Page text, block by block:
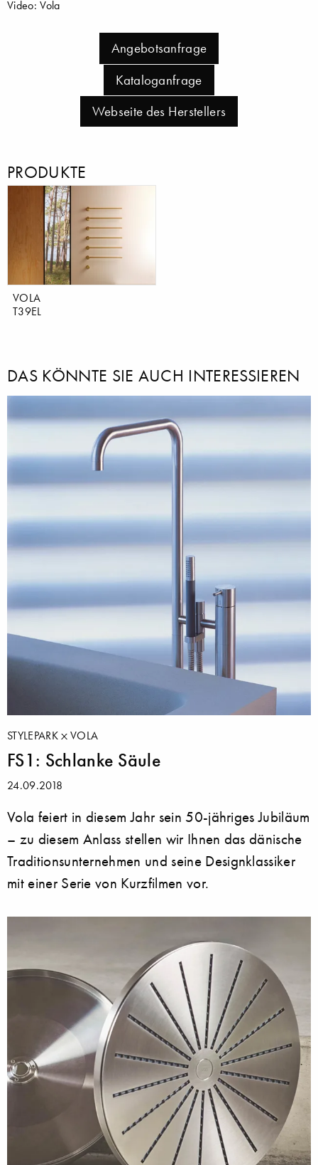
Video: Vola
Angebotsanfrage
Kataloganfrage
Webseite des Herstellers
PRODUKTE
VOLA
T39EL
DAS KÖNNTE SIE AUCH INTERESSIEREN
STYLEPARK VOLA
FS1: Schlanke Säule
24.09.2018
Vola feiert in diesem Jahr sein 50-jähriges Jubiläum
– zu diesem Anlass stellen wir Ihnen das dänische
Traditionsunternehmen und seine Designklassiker
mit einer Serie von Kurzfilmen vor.